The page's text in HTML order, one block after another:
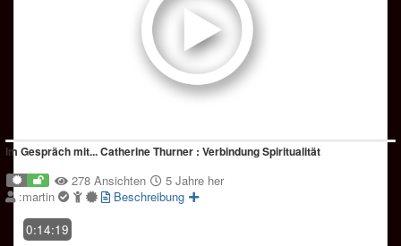
Im Gespräch mit... Catherine Thurner : Verbindung Spiritualität
278 Ansichten
5 Jahre her
:martin
Beschreibung
0:14:19